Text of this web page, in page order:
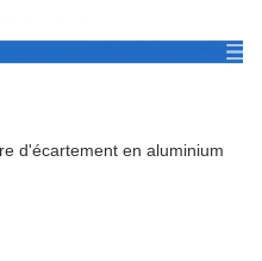
d'écartement en aluminium